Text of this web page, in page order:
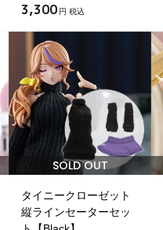
3,300 円 税込
SOLD OUT
タイニークローゼット
縦ラインセーターセッ